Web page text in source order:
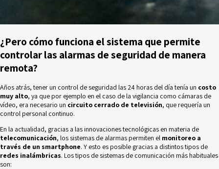
¿Pero cómo funciona el sistema que permite
controlar las alarmas de seguridad de manera
remota?
Años atrás, tener un control de seguridad las 24 horas del día tenía un costo
muy alto, ya que por ejemplo en el caso de la vigilancia como cámaras de
vídeo, era necesario un circuito cerrado de televisión, que requería un
control personal continuo.
En la actualidad, gracias a las innovaciones tecnológicas en materia de
telecomunicación, los sistemas de alarmas permiten el monitoreo a
través de un smartphone. Y esto es posible gracias a distintos tipos de
redes inalámbricas. Los tipos de sistemas de comunicación más habituales
son: